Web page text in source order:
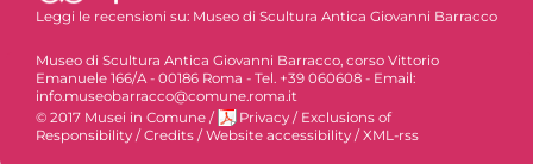
Leggi le recensioni su: Museo di Scultura Antica Giovanni Barracco
Museo di Scultura Antica Giovanni Barracco, corso Vittorio
Emanuele 166/A - 00186 Roma - Tel. +39 060608 - Email:
info.museobarracco@comune.roma.it
© 2017 Musei in Comune / Privacy / Exclusions of
Responsibility /Credits /Website accessibility /XML-rss